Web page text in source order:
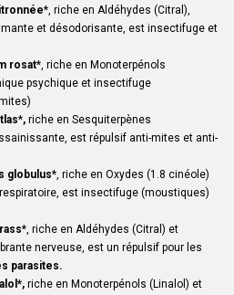
*, riche en Aldéhydes (Citral),
et désodorisante, est insectifuge et
rosat*, riche en Monoterpénols
psychique et insectifuge
*, riche en Sesquiterpènes
est répulsif anti-mites et anti-
globulus*, riche en Oxydes (1.8 cinéole)
est insectifuge (moustiques)
*, riche en Aldéhydes (Citral) et
nerveuse, est un répulsif pour les
parasites.
riche en Monoterpénols (Linalol) et